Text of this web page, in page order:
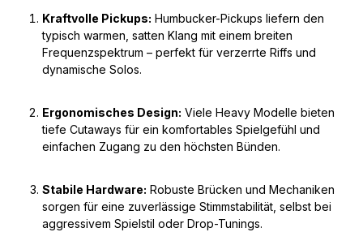
Kraftvolle Pickups: Humbucker-Pickups liefern den
typisch warmen, satten Klang mit einem breiten
Frequenzspektrum – perfekt für verzerrte Riffs und
dynamische Solos.
Ergonomisches Design: Viele Heavy Modelle bieten
tiefe Cutaways für ein komfortables Spielgefühl und
einfachen Zugang zu den höchsten Bünden.
Stabile Hardware: Robuste Brücken und Mechaniken
sorgen für eine zuverlässige Stimmstabilität, selbst bei
aggressivem Spielstil oder Drop-Tunings.